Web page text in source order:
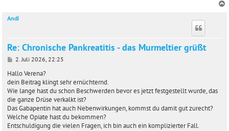
Andi
Re: Chronische Pankreatitis - das Murmeltier grüßt
B
i
t
r
a
g
2. Juli 2026, 22:25
Hallo Verena?
dein Beitrag klingt sehr ernüchternd.
Wie lange hast du schon Beschwerden bevor es jetzt festgestellt wurde, das
die ganze Drüse verkalkt ist?
Das Gabapentin hat auch Nebenwirkungen, kommst du damit gut zurecht?
Welche Opiate hast du bekommen?
Entschuldigung die vielen Fragen, ich bin auch ein komplizierter Fall.